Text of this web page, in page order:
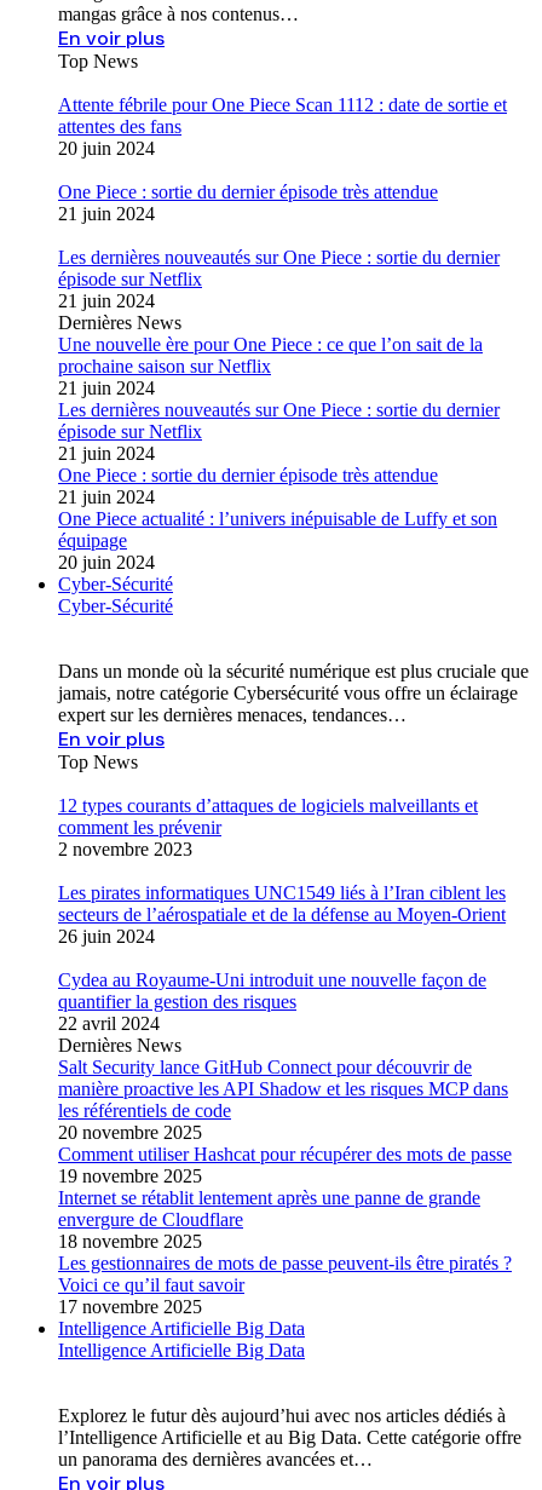
mangas grâce à nos contenus…
En voir plus
Top News
Attente fébrile pour One Piece Scan 1112 : date de sortie et
attentes des fans
20 juin 2024
One Piece : sortie du dernier épisode très attendue
21 juin 2024
Les dernières nouveautés sur One Piece : sortie du dernier
épisode sur Netflix
21 juin 2024
Dernières News
Une nouvelle ère pour One Piece : ce que l’on sait de la
prochaine saison sur Netflix
21 juin 2024
Les dernières nouveautés sur One Piece : sortie du dernier
épisode sur Netflix
21 juin 2024
One Piece : sortie du dernier épisode très attendue
21 juin 2024
One Piece actualité : l’univers inépuisable de Luffy et son
équipage
20 juin 2024
Cyber-Sécurité
Cyber-Sécurité
Dans un monde où la sécurité numérique est plus cruciale que
jamais, notre catégorie Cybersécurité vous offre un éclairage
expert sur les dernières menaces, tendances…
En voir plus
Top News
12 types courants d’attaques de logiciels malveillants et
comment les prévenir
2 novembre 2023
Les pirates informatiques UNC1549 liés à l’Iran ciblent les
secteurs de l’aérospatiale et de la défense au Moyen-Orient
26 juin 2024
Cydea au Royaume-Uni introduit une nouvelle façon de
quantifier la gestion des risques
22 avril 2024
Dernières News
Salt Security lance GitHub Connect pour découvrir de
manière proactive les API Shadow et les risques MCP dans
les référentiels de code
20 novembre 2025
Comment utiliser Hashcat pour récupérer des mots de passe
19 novembre 2025
Internet se rétablit lentement après une panne de grande
envergure de Cloudflare
18 novembre 2025
Les gestionnaires de mots de passe peuvent-ils être piratés ?
Voici ce qu’il faut savoir
17 novembre 2025
Intelligence Artificielle Big Data
Intelligence Artificielle Big Data
Explorez le futur dès aujourd’hui avec nos articles dédiés à
l’Intelligence Artificielle et au Big Data. Cette catégorie offre
un panorama des dernières avancées et…
En voir plus